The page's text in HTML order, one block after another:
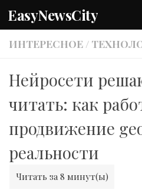
Перейти к
EasyNewsCity
ИНТЕРЕСНОЕ /
Нейросети
читать: как
продвижение
реальности